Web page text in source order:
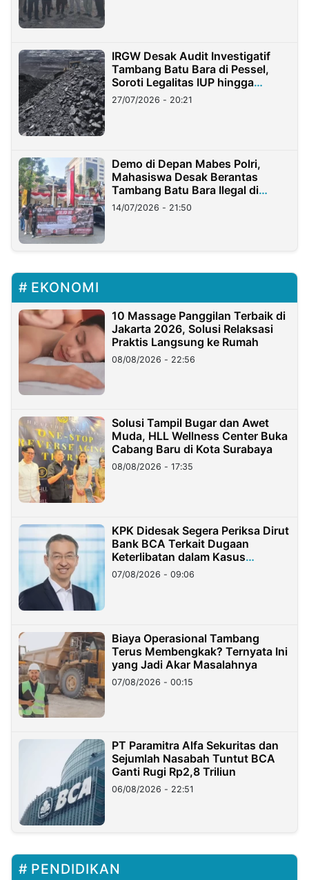
IRGW Desak Audit Investigatif
Tambang Batu Bara di Pessel,
Soroti Legalitas IUP hingga
Stockpile
27/07/2026 - 20:21
Demo di Depan Mabes Polri,
Mahasiswa Desak Berantas
Tambang Batu Bara Ilegal di
Lampung
14/07/2026 - 21:50
EKONOMI
10 Massage Panggilan Terbaik di
Jakarta 2026, Solusi Relaksasi
Praktis Langsung ke Rumah
08/08/2026 - 22:56
Solusi Tampil Bugar dan Awet
Muda, HLL Wellness Center Buka
Cabang Baru di Kota Surabaya
08/08/2026 - 17:35
KPK Didesak Segera Periksa Dirut
Bank BCA Terkait Dugaan
Keterlibatan dalam Kasus
Hilangnya Dana Nasabah Rp2,58
Miliar
07/08/2026 - 09:06
Biaya Operasional Tambang
Terus Membengkak? Ternyata Ini
yang Jadi Akar Masalahnya
07/08/2026 - 00:15
PT Paramitra Alfa Sekuritas dan
Sejumlah Nasabah Tuntut BCA
Ganti Rugi Rp2,8 Triliun
06/08/2026 - 22:51
PENDIDIKAN